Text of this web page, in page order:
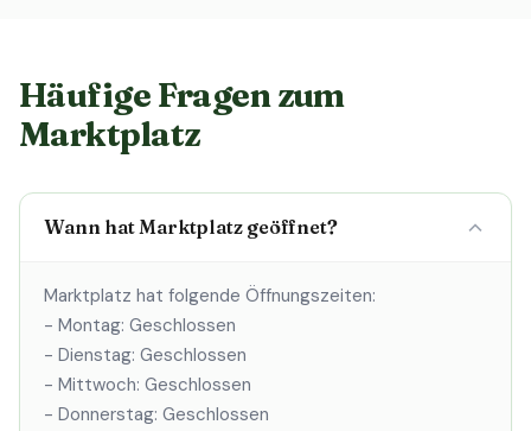
Häufige Fragen zum
Marktplatz
Wann hat Marktplatz geöffnet?
Marktplatz hat folgende Öffnungszeiten:
- Montag: Geschlossen
- Dienstag: Geschlossen
- Mittwoch: Geschlossen
- Donnerstag: Geschlossen